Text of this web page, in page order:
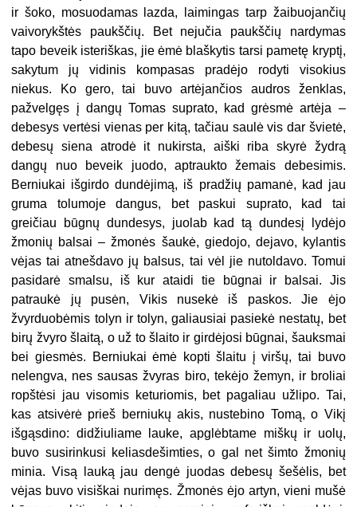
ir šoko, mosuodamas lazda, laimingas tarp žaibuojančių
vaivorykštės paukščių. Bet nejučia paukščių nardymas
tapo beveik isteriškas, jie ėmė blaškytis tarsi pametę kryptį,
sakytum jų vidinis kompasas pradėjo rodyti visokius
niekus. Ko gero, tai buvo artėjančios audros ženklas,
pažvelgęs į dangų Tomas suprato, kad grėsmė artėja –
debesys vertėsi vienas per kitą, tačiau saulė vis dar švietė,
debesų siena atrodė it nukirsta, aiški riba skyrė žydrą
dangų nuo beveik juodo, aptraukto žemais debesimis.
Berniukai išgirdo dundėjimą, iš pradžių pamanė, kad jau
gruma tolumoje dangus, bet paskui suprato, kad tai
greičiau būgnų dundesys, juolab kad tą dundesį lydėjo
žmonių balsai – žmonės šaukė, giedojo, dejavo, kylantis
vėjas tai atnešdavo jų balsus, tai vėl jie nutoldavo. Tomui
pasidarė smalsu, iš kur ataidi tie būgnai ir balsai. Jis
patraukė jų pusėn, Vikis nusekė iš paskos. Jie ėjo
žvyrduobėmis tolyn ir tolyn, galiausiai pasiekė nestatų, bet
birų žvyro šlaitą, o už to šlaito ir girdėjosi būgnai, šauksmai
bei giesmės. Berniukai ėmė kopti šlaitu į viršų, tai buvo
nelengva, nes sausas žvyras biro, tekėjo žemyn, ir broliai
ropštėsi jau visomis keturiomis, bet pagaliau užlipo. Tai,
kas atsivėrė prieš berniukų akis, nustebino Tomą, o Vikį
išgąsdino: didžiuliame lauke, apglėbtame miškų ir uolų,
buvo susirinkusi keliasdešimties, o gal net šimto žmonių
minia. Visą lauką jau dengė juodas debesų šešėlis, bet
vėjas buvo visiškai nurimęs. Žmonės ėjo artyn, vieni mušė